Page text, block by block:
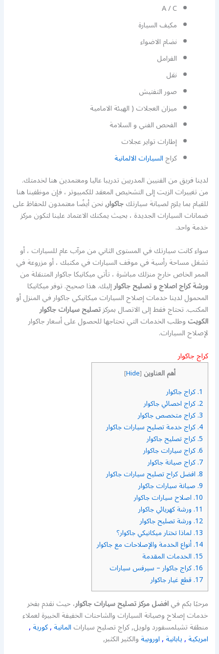
A / C
مكيف السيارة
نضام الاضواء
الفرامل
نقل
صور التفتيش
ميزان العجلات ( الهيئة الامامية
الفحص الفني و السلامة
إطارات تواير عجلات
كراجالسيارات الالمانية
لدينا فريق من الفنيين المدربين تدريبا عاليا ومعتمدين هنا لخدمتك.
من تغييرات الزيت إلى التشخيص المعقد للكمبيوتر ، فإن موظفينا هنا
للقيام بما يلزم لصيانة سيارتكجاكوار,نحن أيضًا معتمدون للحفاظ على
ضمانات السيارات الجديدة ، بحيث يمكنك الاعتماد علينا لتكون مركز
خدمة واحد.
سواء كانت سيارتك في المستوى الثاني من مرآب عام للسيارات ، أو
تشغل مساحة رأسية في موقف السيارات في مكتبك ، أو مزروعة في
الممر الخاص خارج منزلك مباشرة ، تأتي ميكانيكا جاكوار المتنقلة من
ورشة كراج اصلاج و تصليح جاكوارإليك. هذا صحيح. توفر ميكانيكا
المحمول لدينا خدمات إصلاح السيارات ميكانيكي جاكوار في المنزل أو
المكتب. تحتاج فقط إلى الاتصال بمركزتصليح سيارات جاكوار
الكويتوطلب الخدمات التي تحتاجها للحصول على أسعار جاكوار
لإصلاح السيارات.
كراج جاكوار
أهم العناوين [
Hide
]
1. كراج جاكوار
2. كراج اخصائي جاكوار
3. كراج متخصص جاكوار
4. كراج خدمة تصليح سيارات جاكوار
5. كراج تصليح جاكوار
6. كراج سيارات جاكوار
7. كراج صيانة جاكوار
8. افضل كراح تصليح سيارات جاكوار
9. صيانة سيارات جاكوار
10. اصلاح سيارات جاكوار
11. ورشة كهريائي جاكوار
12. ورشة تصليح جاكوار
13. لماذا تختار ميكانيكي جاكوار؟
14. أنواع الخدمة والإصلاحات مع جاكوار
15. الخدمات المقدمة
16. كراج جاكوار – سيرفس سيارات
17. قطع غيار جاكوار
مرحبًا بكم فيافضل مركز تصليح سيارات جاكوار، حيث نقدم بفخر
خدمات إصلاح وصيانة السيارات والشاحنات الخفيفة الخبيرة لعملاء
منطقة تشيلمسفورد ولويل, كراج تصليح سياراتالمانية,كورية,
امريكية,يابانية,اوروبيةوالكثير الكثبر,